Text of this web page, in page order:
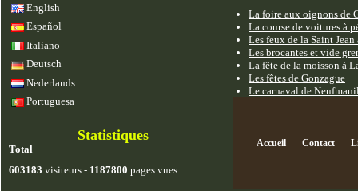
English
Español
Italiano
Deutsch
Nederlands
Portuguesa
Statistiques
Total
603183 visiteurs - 1187800 pages vues
La foire aux oignons de
La course de voitures à
Les feux de la Saint
Les brocantes et vide
La fête de la moisson à
Les fêtes de Gonzague
Le carnaval de
Accueil Contact